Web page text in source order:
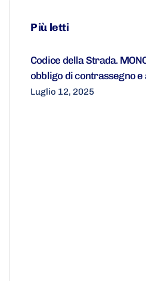
Più letti
Codice della Strada.
obbligo di contrassegno e
Luglio 12, 2025